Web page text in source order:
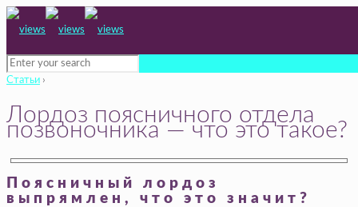
Статьи ›
Лордоз поясничного отдела
позвоночника — что это такое?
Поясничный лордоз
выпрямлен, что это значит?